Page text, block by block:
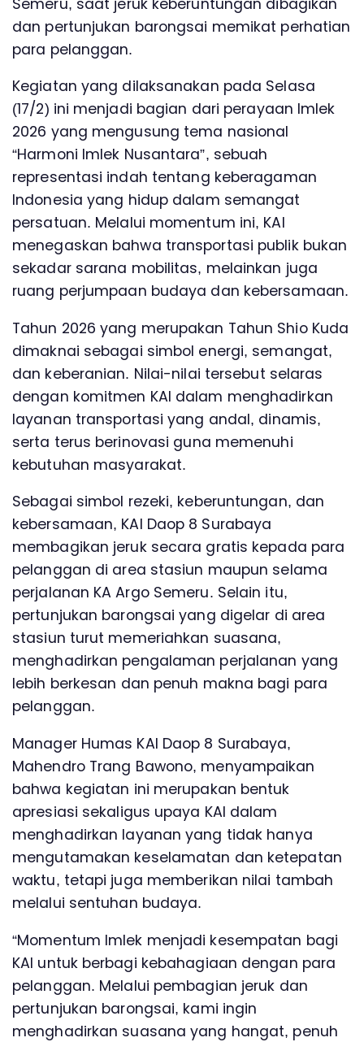
dan pertunjukan barongsai memikat perhatian
para pelanggan.
Kegiatan yang dilaksanakan pada Selasa
(17/2) ini menjadi bagian dari perayaan Imlek
2026 yang mengusung tema nasional
“Harmoni Imlek Nusantara”, sebuah
representasi indah tentang keberagaman
Indonesia yang hidup dalam semangat
persatuan. Melalui momentum ini, KAI
menegaskan bahwa transportasi publik bukan
sekadar sarana mobilitas, melainkan juga
ruang perjumpaan budaya dan kebersamaan.
Tahun 2026 yang merupakan Tahun Shio Kuda
dimaknai sebagai simbol energi, semangat,
dan keberanian. Nilai-nilai tersebut selaras
dengan komitmen KAI dalam menghadirkan
layanan transportasi yang andal, dinamis,
serta terus berinovasi guna memenuhi
kebutuhan masyarakat.
Sebagai simbol rezeki, keberuntungan, dan
kebersamaan, KAI Daop 8 Surabaya
membagikan jeruk secara gratis kepada para
pelanggan di area stasiun maupun selama
perjalanan KA Argo Semeru. Selain itu,
pertunjukan barongsai yang digelar di area
stasiun turut memeriahkan suasana,
menghadirkan pengalaman perjalanan yang
lebih berkesan dan penuh makna bagi para
pelanggan.
Manager Humas KAI Daop 8 Surabaya,
Mahendro Trang Bawono, menyampaikan
bahwa kegiatan ini merupakan bentuk
apresiasi sekaligus upaya KAI dalam
menghadirkan layanan yang tidak hanya
mengutamakan keselamatan dan ketepatan
waktu, tetapi juga memberikan nilai tambah
melalui sentuhan budaya.
“Momentum Imlek menjadi kesempatan bagi
KAI untuk berbagi kebahagiaan dengan para
pelanggan. Melalui pembagian jeruk dan
pertunjukan barongsai, kami ingin
menghadirkan suasana yang hangat, penuh